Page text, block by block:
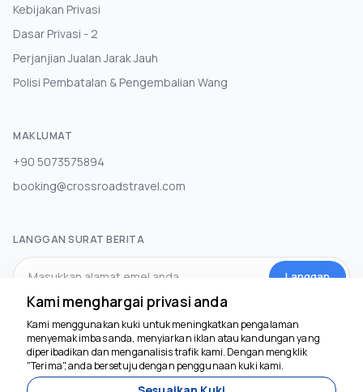
Kebijakan Privasi
Dasar Privasi - 2
Perjanjian Jualan Jarak Jauh
Polisi Pembatalan & Pengembalian Wang
MAKLUMAT
+90 5073575894
booking@crossroadstravel.com
LANGGAN SURAT BERITA
Langgan
MEDIA SOSIAL
Kami menghargai privasi anda
Kami menggunakan kuki untuk meningkatkan pengalaman
menyemak imbas anda, menyiarkan iklan atau kandungan yang
diperibadikan dan menganalisis trafik kami. Dengan mengklik
"Terima", anda bersetuju dengan penggunaan kuki kami.